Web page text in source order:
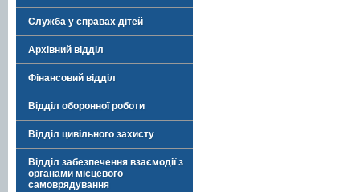
Служба у справах дітей
Архівний відділ
Фінансовий відділ
Відділ оборонної роботи
Відділ цивільного захисту
Відділ забезпечення взаємодії з
органами місцевого
самоврядування